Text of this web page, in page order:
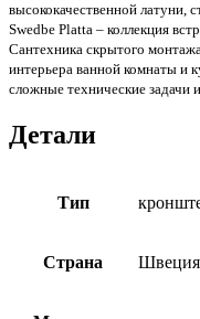
высококачественной латуни,
Swedbe Platta – коллекция
Сантехника скрытого
интерьера ванной комнаты и
сложные технические задачи
Детали
Тип
Страна Швеция